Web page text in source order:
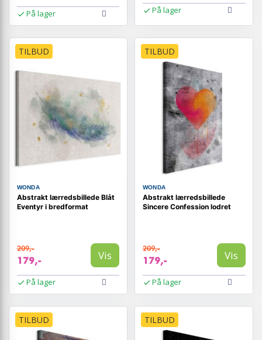
På lager På lager
TILBUD
WONDA
Abstrakt lærredsbillede Blåt
Eventyr i bredformat
209,-
179,- Vis
På lager
TILBUD
WONDA
Abstrakt lærredsbillede
Sincere Confession lodret
209,-
179,- Vis
På lager
TILBUD TILBUD